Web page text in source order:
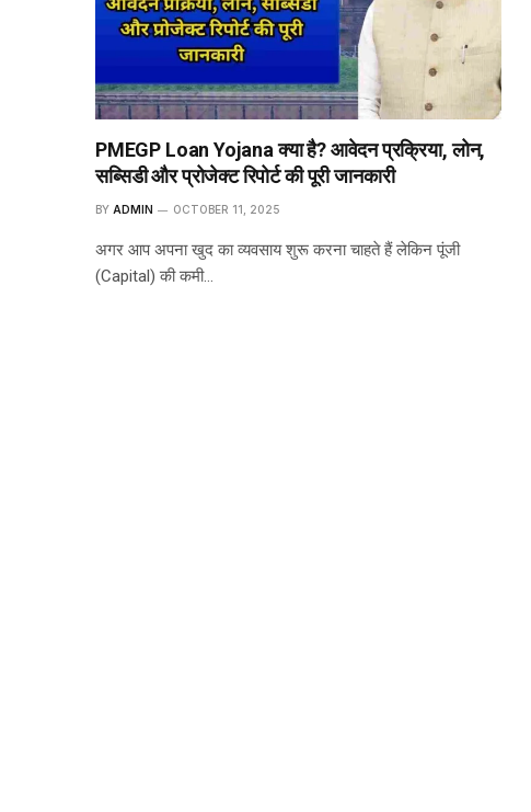
PMEGP Loan Yojana क्या है? आवेदन प्रक्रिया, लोन,
सब्सिडी और प्रोजेक्ट रिपोर्ट की पूरी जानकारी
BY ADMIN OCTOBER 11, 2025
अगर आप अपना खुद का व्यवसाय शुरू करना चाहते हैं लेकिन पूंजी
(Capital) की कमी…